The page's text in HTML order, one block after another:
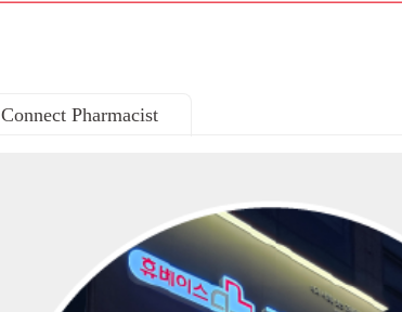
Connect Pharmacist